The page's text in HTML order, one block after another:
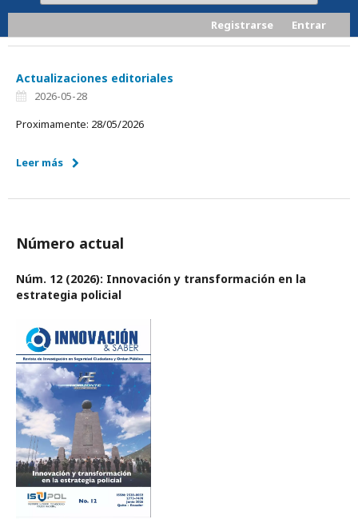
Registrarse Entrar
Actualizaciones editoriales
2026-05-28
Proximamente: 28/05/2026
Leer más
Número actual
Núm. 12 (2026): Innovación y transformación en la
estrategia policial